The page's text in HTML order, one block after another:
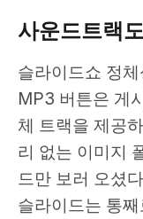
사운드트랙
슬라이드쇼 정
MP3 버튼은 게
체 트랙을 제공
리 없는 이미지
드만 보러 오셨
슬라이드는 통